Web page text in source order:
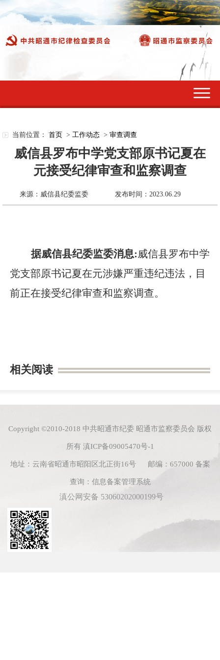
切
当前位置： 首页 > 工作动态 > 审查调查
威信县罗布中学党支部原书记夏在
元接受纪律审查和监察调查
来源：威信县纪委监委 发布时间：2023.06.29
据威信县纪委监委消息:威信县罗布中学
党支部原书记夏在元涉嫌严重违纪违法，目
前正在接受纪律审查和监察调查。
相关阅读
Copyright ©2010-2018 中共昭通市纪委 昭通市监察委员会 版权
所有 滇ICP备09005470号-1
地址：云南省昭通市昭阳区北正街16号 邮编：657000 备案
查询： 信息备案管理系统
滇公网安备 53060202000199号